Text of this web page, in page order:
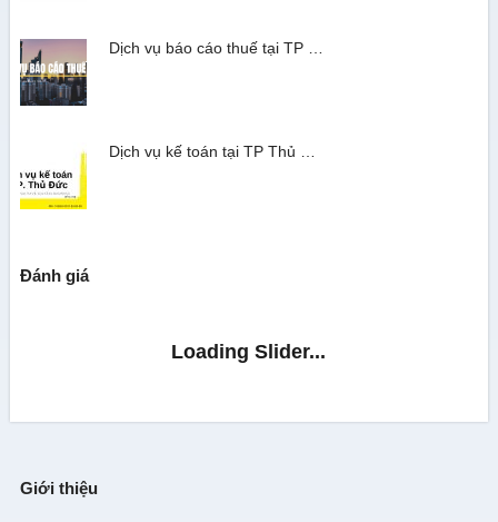
Dịch vụ báo cáo thuế tại TP …
Dịch vụ kế toán tại TP Thủ …
Đánh giá
Giới thiệu